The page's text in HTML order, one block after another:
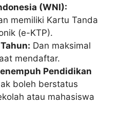
(WNI):
memiliki Kartu Tanda
(e-KTP).
Dan maksimal
mendaftar.
Pendidikan
boleh berstatus
atau mahasiswa